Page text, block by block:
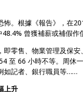
怖。根據《報告》，在
曾獲補薪或補假作
即零售、物業管理及保
至 66 小時不等。周休
如記者、銀行職員等……
上升